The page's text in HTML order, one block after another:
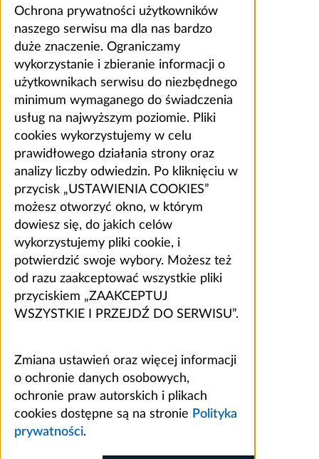
Ochrona prywatności użytkowników
naszego serwisu ma dla nas bardzo
duże znaczenie. Ograniczamy
wykorzystanie i zbieranie informacji o
użytkownikach serwisu do niezbędnego
minimum wymaganego do świadczenia
usług na najwyższym poziomie. Pliki
cookies wykorzystujemy w celu
prawidłowego działania strony oraz
analizy liczby odwiedzin. Po kliknięciu w
przycisk „USTAWIENIA COOKIES”
możesz otworzyć okno, w którym
dowiesz się, do jakich celów
wykorzystujemy pliki cookie, i
potwierdzić swoje wybory. Możesz też
od razu zaakceptować wszystkie pliki
przyciskiem „ZAAKCEPTUJ
WSZYSTKIE I PRZEJDŹ DO SERWISU”.
Zmiana ustawień oraz więcej informacji
o ochronie danych osobowych,
ochronie praw autorskich i plikach
cookies dostępne są na stronie Polityka
prywatności.